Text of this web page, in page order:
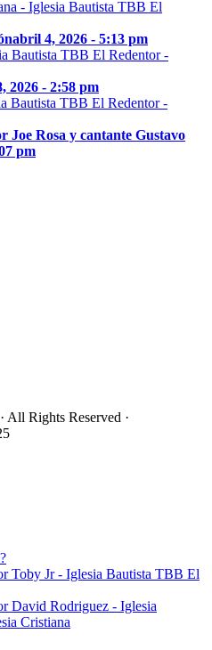
abril 4, 2026 - 5:13 pm
2026 - 2:58 pm
Joe Rosa y cantante Gustavo
pm
All Rights Reserved ·